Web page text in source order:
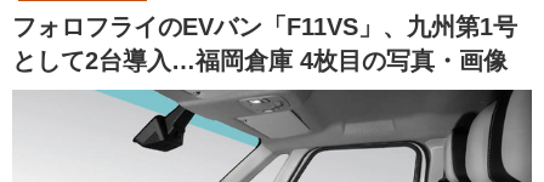
東海 関西
中国 四国
フォロフライのEVバン「F11VS」、九州第1号
として2台導入…福岡倉庫 4枚目の写真・画像